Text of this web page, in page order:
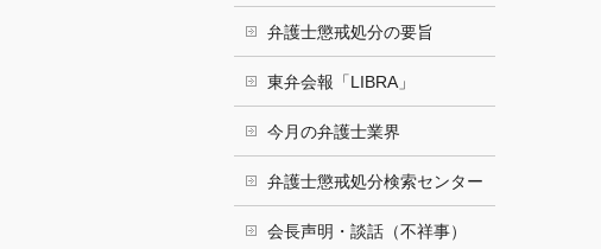
弁護士懲戒処分の要旨
東弁会報「LIBRA」
今月の弁護士業界
弁護士懲戒処分検索センター
会長声明・談話（不祥事）